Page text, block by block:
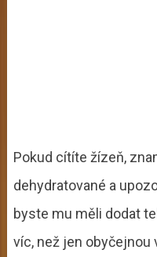
Pokud cítíte žízeň,
dehydratované a
byste mu měli dodat
víc, než jen obyčejnou